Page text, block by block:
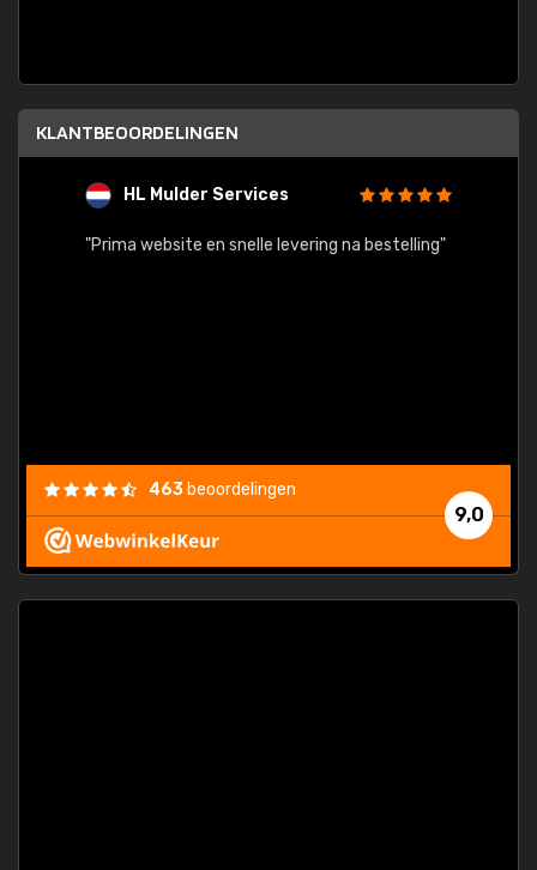
KLANTBEOORDELINGEN
HL Mulder Services
"Prima website en snelle levering na bestelling"
9,0
463 beoordelingen